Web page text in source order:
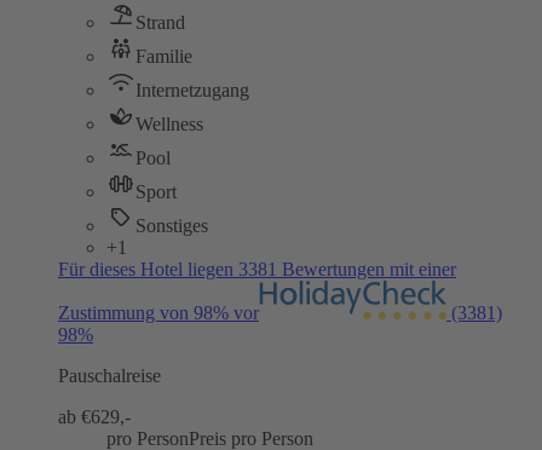
Strand
Familie
Internetzugang
Wellness
Pool
Sport
Sonstiges
+1
Für dieses Hotel liegen 3381 Bewertungen mit einer
Zustimmung von 98% vor
(3381)
98%
Pauschalreise
ab €629,-
pro PersonPreis pro Person